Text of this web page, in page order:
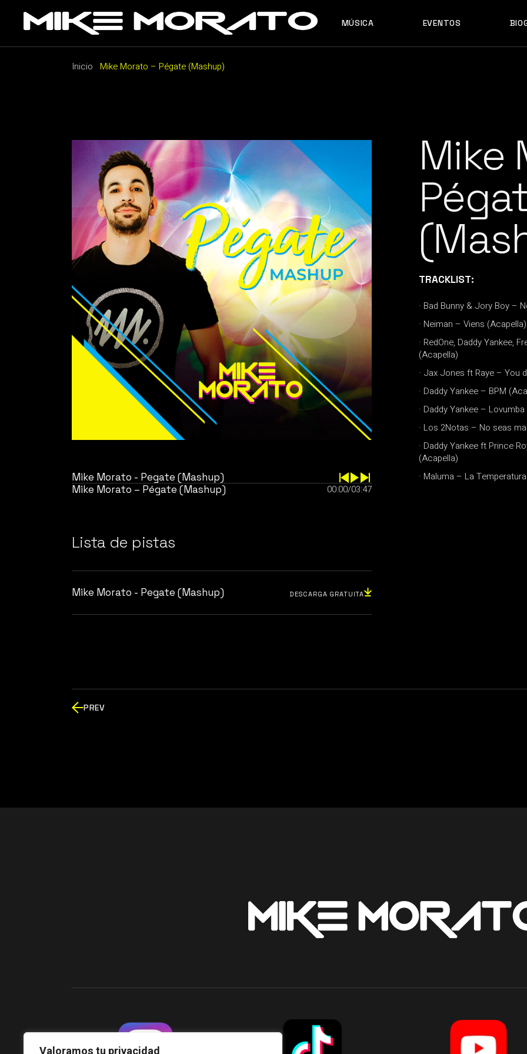
contenido MÚSICA EVENTOS
MASHUPS
ORIGINALES
Inicio Mike Morato – Pégate (Mashup)
Mike Morato - Pegate (Mashup)
Mike Morato – Pégate (Mashup)
00:00/03:47
Lista de pistas
Mike Morato - Pegate (Mashup) DESCARGA GRATUITA
Mike
TRACKLIST:
· Bad Bunny & Jory Boy –
· Neiman – Viens (Acapella)
· RedOne, Daddy Yankee,
(Acapella)
· Jax Jones ft Raye – You
· Daddy Yankee – BPM
· Daddy Yankee –
· Los 2Notas – No seas
· Daddy Yankee ft Prince
(Acapella)
· Maluma – La
PREV